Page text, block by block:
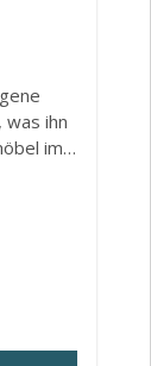
ihn
im